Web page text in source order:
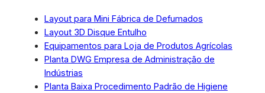
Layout para Mini Fábrica de Defumados
Layout 3D Disque Entulho
Equipamentos para Loja de Produtos Agrícolas
Planta DWG Empresa de Administração de
Indústrias
Planta Baixa Procedimento Padrão de Higiene